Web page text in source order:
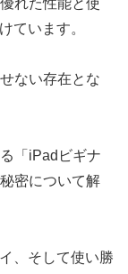
ています。
ない存在とな
「iPadビギナ
密について解
、そして使い勝